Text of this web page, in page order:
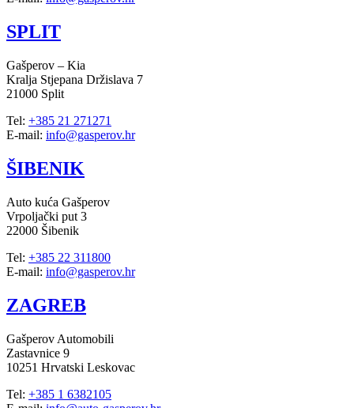
SPLIT
Gašperov – Kia
Kralja Stjepana Držislava 7
21000 Split
Tel: +385 21 271271
E-mail: info@gasperov.hr
ŠIBENIK
Auto kuća Gašperov
Vrpoljački put 3
22000 Šibenik
Tel: +385 22 311800
E-mail: info@gasperov.hr
ZAGREB
Gašperov Automobili
Zastavnice 9
10251 Hrvatski Leskovac
Tel: +385 1 6382105